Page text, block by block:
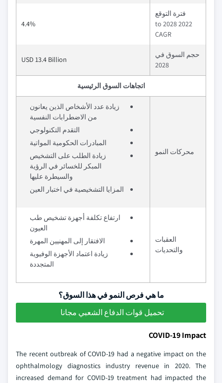
فترة التوقع
2022 to 2028
CAGR
4.4%
حجم السوق في
2028
USD 13.4 Billion
اتجاهات السوق الرئيسية
محركات النمو
زيادة عدد الأشخاص الذين يعانون
من الاضطرابات النفسية
التقدم التكنولوجي
المبادرات الحكومية المواتية
زيادة الطلب على التشخيص
المبكر للخسائر في الرؤية
والسيطرة عليها
المزايا التشخيصية في اختبار العين
العقبات
والتحديات
ارتفاع تكلفة أجهزة تشخيص طب
العيون
الافتقار إلى المهنيين المهرة
زيادة اعتماد الأجهزة الوفيوية
المتجددة
ما هي فرص النمو في هذا السوق؟
تحميل قوات الدفاع الشعبي مجانا
COVID-19 Impact
The recent outbreak of COVID-19 had a negative impact on the
ophthalmology diagnostics industry revenue in 2020. The
increased demand for COVID-19 treatment had impacted the